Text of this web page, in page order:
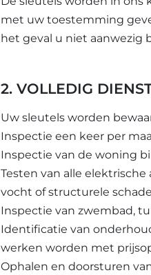
met uw toestemming
het geval u niet aanwezig
2. VOLLEDIG
Uw sleutels worden
Inspectie een keer per
Inspectie van de woning
Testen van alle
vocht of structurele
Inspectie van zwembad,
Identificatie van
werken worden met
Ophalen en doorsturen